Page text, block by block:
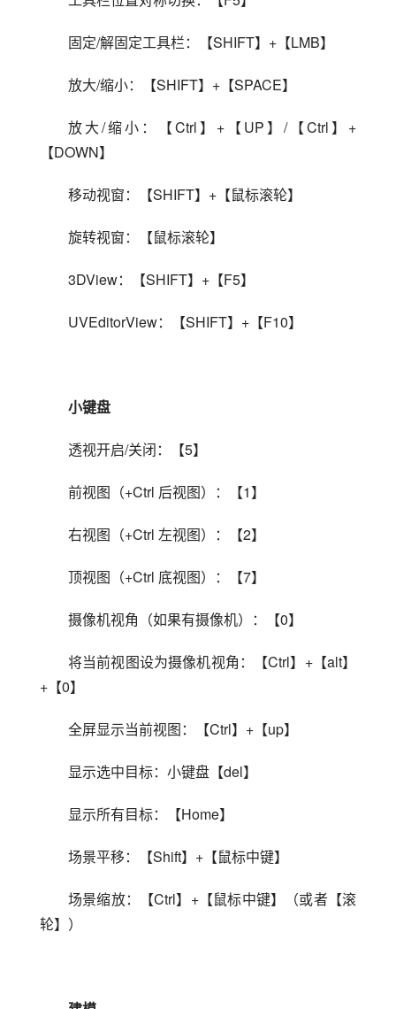
固定/解固定工具栏：【SHIFT】+【LMB】
放大/缩小：【SHIFT】+【SPACE】
放大/缩小：【Ctrl】+【UP】/【Ctrl】+
【DOWN】
移动视窗：【SHIFT】+【鼠标滚轮】
旋转视窗：【鼠标滚轮】
3DView：【SHIFT】+【F5】
UVEditorView：【SHIFT】+【F10】
小键盘
透视开启/关闭：【5】
前视图（+Ctrl 后视图）：【1】
右视图（+Ctrl 左视图）：【2】
顶视图（+Ctrl 底视图）：【7】
摄像机视角（如果有摄像机）：【0】
将当前视图设为摄像机视角：【Ctrl】+【alt】
+【0】
全屏显示当前视图：【Ctrl】+【up】
显示选中目标：小键盘【del】
显示所有目标：【Home】
场景平移：【Shift】+【鼠标中键】
场景缩放：【Ctrl】+【鼠标中键】（或者【滚
轮】）